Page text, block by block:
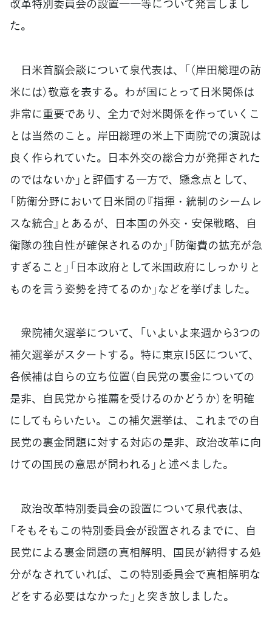
た。
日米首脳会談について泉代表は、「（岸田総理の訪
米には）敬意を表する。わが国にとって日米関係は
非常に重要であり、全力で対米関係を作っていくこ
とは当然のこと。岸田総理の米上下両院での演説は
良く作られていた。日本外交の総合力が発揮された
のではないか」と評価する一方で、懸念点として、
「防衛分野において日米間の『指揮・統制のシームレ
スな統合』とあるが、日本国の外交・安保戦略、自
衛隊の独自性が確保されるのか」「防衛費の拡充が急
すぎること」「日本政府として米国政府にしっかりと
ものを言う姿勢を持てるのか」などを挙げました。
衆院補欠選挙について、「いよいよ来週から3つの
補欠選挙がスタートする。特に東京15区について、
各候補は自らの立ち位置（自民党の裏金についての
是非、自民党から推薦を受けるのかどうか）を明確
にしてもらいたい。この補欠選挙は、これまでの自
民党の裏金問題に対する対応の是非、政治改革に向
けての国民の意思が問われる」と述べました。
政治改革特別委員会の設置について泉代表は、
「そもそもこの特別委員会が設置されるまでに、自
民党による裏金問題の真相解明、国民が納得する処
分がなされていれば、この特別委員会で真相解明な
どをする必要はなかった」と突き放しました。